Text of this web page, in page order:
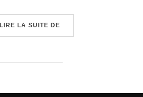
LIRE LA SUITE DE